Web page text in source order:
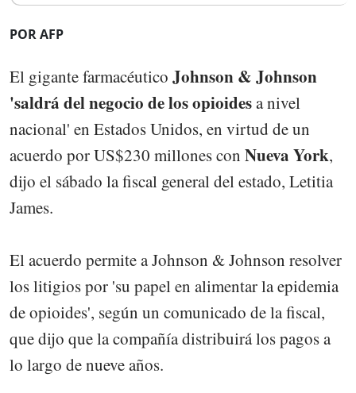
POR AFP
El gigante farmacéutico Johnson & Johnson
'saldrá del negocio de los opioidesa nivel
nacional' en Estados Unidos, en virtud de un
acuerdo por US$230 millones con Nueva York,
dijo el sábado la fiscal general del estado, Letitia
James.
El acuerdo permite a Johnson & Johnson resolver
los litigios por 'su papel en alimentar la epidemia
de opioides', según un comunicado de la fiscal,
que dijo que la compañía distribuirá los pagos a
lo largo de nueve años.